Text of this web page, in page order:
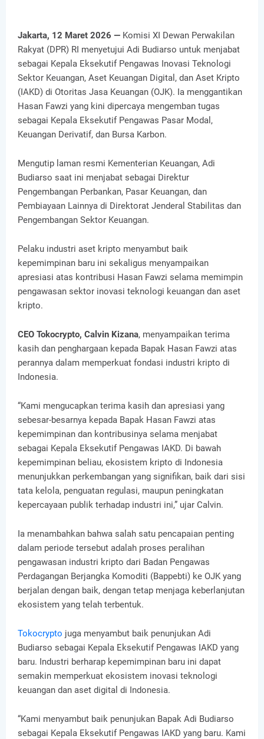
Jakarta, 12 Maret 2026 — Komisi XI Dewan Perwakilan
Rakyat (DPR) RI menyetujui Adi Budiarso untuk menjabat
sebagai Kepala Eksekutif Pengawas Inovasi Teknologi
Sektor Keuangan, Aset Keuangan Digital, dan Aset Kripto
(IAKD) di Otoritas Jasa Keuangan (OJK). Ia menggantikan
Hasan Fawzi yang kini dipercaya mengemban tugas
sebagai Kepala Eksekutif Pengawas Pasar Modal,
Keuangan Derivatif, dan Bursa Karbon.
Mengutip laman resmi Kementerian Keuangan, Adi
Budiarso saat ini menjabat sebagai Direktur
Pengembangan Perbankan, Pasar Keuangan, dan
Pembiayaan Lainnya di Direktorat Jenderal Stabilitas dan
Pengembangan Sektor Keuangan.
Pelaku industri aset kripto menyambut baik
kepemimpinan baru ini sekaligus menyampaikan
apresiasi atas kontribusi Hasan Fawzi selama memimpin
pengawasan sektor inovasi teknologi keuangan dan aset
kripto.
CEO Tokocrypto, Calvin Kizana, menyampaikan terima
kasih dan penghargaan kepada Bapak Hasan Fawzi atas
perannya dalam memperkuat fondasi industri kripto di
Indonesia.
“Kami mengucapkan terima kasih dan apresiasi yang
sebesar-besarnya kepada Bapak Hasan Fawzi atas
kepemimpinan dan kontribusinya selama menjabat
sebagai Kepala Eksekutif Pengawas IAKD. Di bawah
kepemimpinan beliau, ekosistem kripto di Indonesia
menunjukkan perkembangan yang signifikan, baik dari sisi
tata kelola, penguatan regulasi, maupun peningkatan
kepercayaan publik terhadap industri ini,” ujar Calvin.
Ia menambahkan bahwa salah satu pencapaian penting
dalam periode tersebut adalah proses peralihan
pengawasan industri kripto dari Badan Pengawas
Perdagangan Berjangka Komoditi (Bappebti) ke OJK yang
berjalan dengan baik, dengan tetap menjaga keberlanjutan
ekosistem yang telah terbentuk.
Tokocrypto juga menyambut baik penunjukan Adi
Budiarso sebagai Kepala Eksekutif Pengawas IAKD yang
baru. Industri berharap kepemimpinan baru ini dapat
semakin memperkuat ekosistem inovasi teknologi
keuangan dan aset digital di Indonesia.
“Kami menyambut baik penunjukan Bapak Adi Budiarso
sebagai Kepala Eksekutif Pengawas IAKD yang baru. Kami